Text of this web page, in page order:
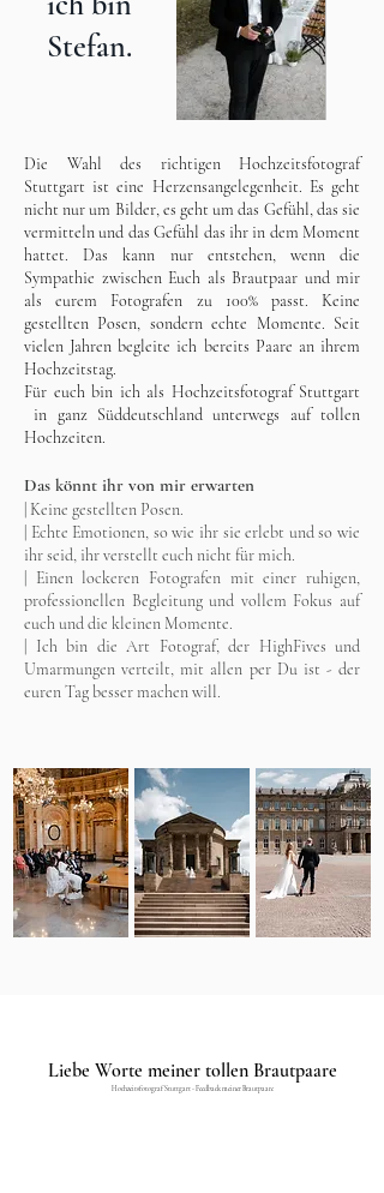
Stefan.
Die Wahl des richtigen Hochzeitsfotograf
Stuttgart ist eine Herzensangelegenheit. Es geht
nicht nur um Bilder, es geht um das Gefühl, das sie
vermitteln und das Gefühl das ihr in dem Moment
hattet. Das kann nur entstehen, wenn die
Sympathie zwischen Euch als Brautpaar und mir
als eurem Fotografen zu 100% passt. Keine
gestellten Posen, sondern echte Momente. Seit
vielen Jahren begleite ich bereits Paare an ihrem
Hochzeitstag.
Für euch bin ich als Hochzeitsfotograf Stuttgart
in ganz Süddeutschland unterwegs auf tollen
Hochzeiten.
Das könnt ihr von mir erwarten
| Keine gestellten Posen.
| Echte Emotionen, so wie ihr sie erlebt und so wie
ihr seid, ihr verstellt euch nicht für mich.
| Einen lockeren Fotografen mit einer ruhigen,
professionellen Begleitung und vollem Fokus auf
euch und die kleinen Momente.
| Ich bin die Art Fotograf, der HighFives und
Umarmungen verteilt, mit allen per Du ist - der
euren Tag besser machen will.
Liebe Worte meiner tollen Brautpaare
HochzeitsfotografStuttgart -Feedback meiner Brautpaare